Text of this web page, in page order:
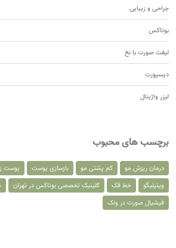
جراحی و زیبایی
بوتاکس
لیفت صورت با نخ
دیسپورت
لیزر واژینال
برچسب های محبوب
درمان ریزش مو کم پشتی مو بازسازی پوست پوست
ویتیلیگو
خط فک کلینیک تخصصی بوتاکس در تهران
فیشیال صورت در ونک